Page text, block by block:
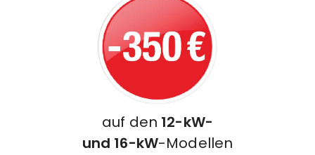
auf den 12-kW-
und 16-kW-Modellen